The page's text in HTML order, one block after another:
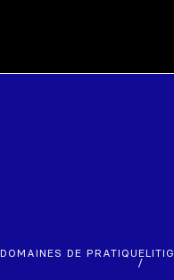
DOMAINES DE PRATIQUE
/